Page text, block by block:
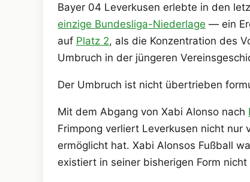
Bayer 04 Leverkusen erlebte in den
einzige Bundesliga-Niederlage — ein
auf Platz 2, als die Konzentration des
Umbruch in der jüngeren
Der Umbruch ist nicht übertrieben
Mit dem Abgang von Xabi Alonso nach
Frimpong verliert Leverkusen nicht nur
ermöglicht hat. Xabi Alonsos Fußball
existiert in seiner bisherigen Form nicht